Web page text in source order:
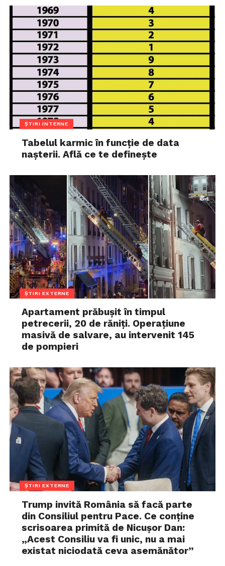
ȘTIRI INTERNE
Tabelul karmic în funcție de data
nașterii. Află ce te definește
ȘTIRI EXTERNE
Apartament prăbușit în timpul
petrecerii, 20 de răniți. Operațiune
masivă de salvare, au intervenit 145
de pompieri
ȘTIRI EXTERNE
Trump invită România să facă parte
din Consiliul pentru Pace. Ce conține
scrisoarea primită de Nicușor Dan:
„Acest Consiliu va fi unic, nu a mai
existat niciodată ceva asemănător”